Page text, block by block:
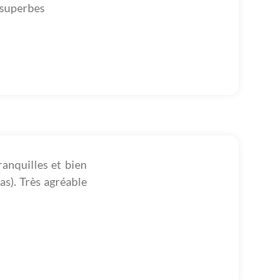
et bien
Très agréable